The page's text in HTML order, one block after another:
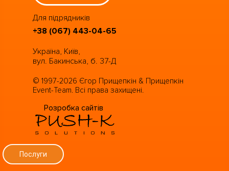
Послуги
Для підрядників
+38 (067) 443-04-65
Україна, Київ,
вул. Бакинська, б. 37-Д
© 1997-2026 Єгор Прищепкін & Прищепкін
Event-Team. Всі права захищені.
Розробка сайтів